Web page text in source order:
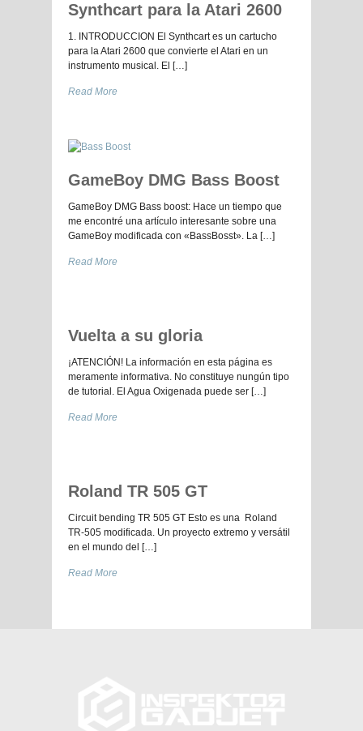
Synthcart para la Atari 2600
1. INTRODUCCION El Synthcart es un cartucho
para la Atari 2600 que convierte el Atari en un
instrumento musical. El […]
Read More
GameBoy DMG Bass Boost
GameBoy DMG Bass boost: Hace un tiempo que
me encontré una artículo interesante sobre una
GameBoy modificada con «BassBosst». La […]
Read More
Vuelta a su gloria
¡ATENCIÓN! La información en esta página es
meramente informativa. No constituye nungún tipo
de tutorial. El Agua Oxigenada puede ser […]
Read More
Roland TR 505 GT
Circuit bending TR 505 GT Esto es una Roland
TR-505 modificada. Un proyecto extremo y versátil
en el mundo del […]
Read More